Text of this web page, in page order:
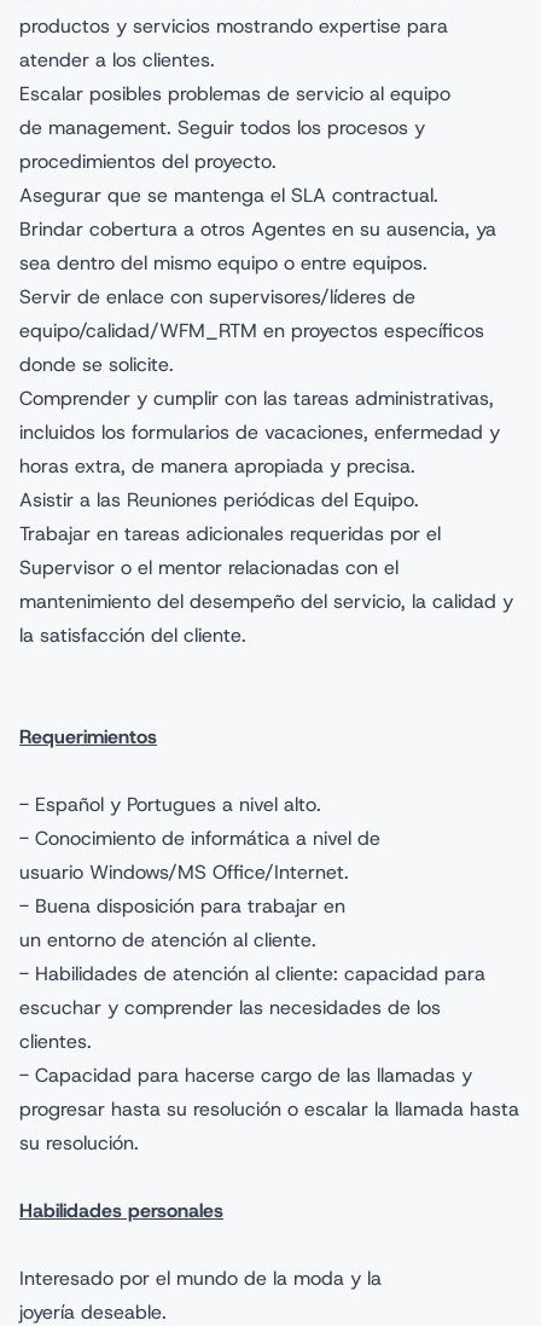
productos y servicios mostrando expertise para
atender a los clientes.
Escalar posibles problemas de servicio al equipo
de management. Seguir todos los procesos y
procedimientos del proyecto.
Asegurar que se mantenga el SLA contractual.
Brindar cobertura a otros Agentes en su ausencia, ya
sea dentro del mismo equipo o entre equipos.
Servir de enlace con supervisores/líderes de
equipo/calidad/WFM_RTM en proyectos específicos
donde se solicite.
Comprender y cumplir con las tareas administrativas,
incluidos los formularios de vacaciones, enfermedad y
horas extra, de manera apropiada y precisa.
Asistir a las Reuniones periódicas del Equipo.
Trabajar en tareas adicionales requeridas por el
Supervisor o el mentor relacionadas con el
mantenimiento del desempeño del servicio, la calidad y
la satisfacción del cliente.
Requerimientos
- Español y Portugues a nivel alto.
- Conocimiento de informática a nivel de
usuario Windows/MS Office/Internet.
- Buena disposición para trabajar en
un entorno de atención al cliente.
- Habilidades de atención al cliente: capacidad para
escuchar y comprender las necesidades de los
clientes.
- Capacidad para hacerse cargo de las llamadas y
progresar hasta su resolución o escalar la llamada hasta
su resolución.
Habilidades personales
Interesado por el mundo de la moda y la
joyería deseable.